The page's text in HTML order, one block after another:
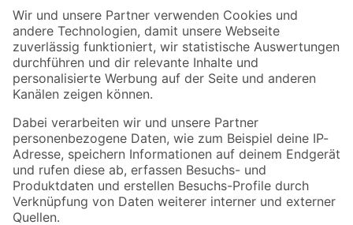
Der toom Newsletter: Keine Angebote und Aktionen mehr verpassen!
Zur Newsletter Anmeldung
Folge uns
Zahlungsarten Versandarten